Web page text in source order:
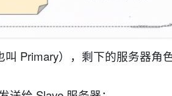
Primary），剩下的服务器角